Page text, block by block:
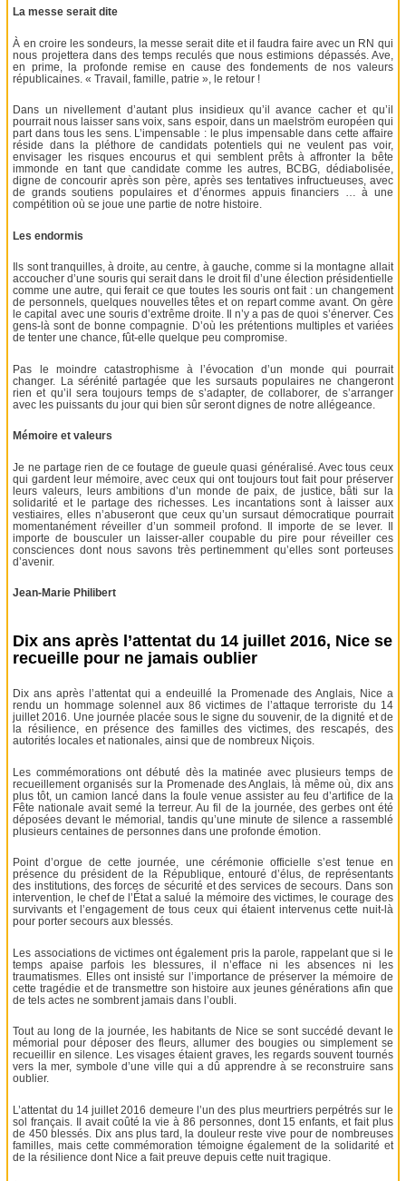
La messe serait dite
À en croire les sondeurs, la messe serait dite et il faudra faire avec un RN qui
nous projettera dans des temps reculés que nous estimions dépassés. Ave,
en prime, la profonde remise en cause des fondements de nos valeurs
républicaines. « Travail, famille, patrie », le retour !
Dans un nivellement d’autant plus insidieux qu’il avance cacher et qu’il
pourrait nous laisser sans voix, sans espoir, dans un maelström européen qui
part dans tous les sens. L’impensable : le plus impensable dans cette affaire
réside dans la pléthore de candidats potentiels qui ne veulent pas voir,
envisager les risques encourus et qui semblent prêts à affronter la bête
immonde en tant que candidate comme les autres, BCBG, dédiabolisée,
digne de concourir après son père, après ses tentatives infructueuses, avec
de grands soutiens populaires et d’énormes appuis financiers … à une
compétition où se joue une partie de notre histoire.
Les endormis
Ils sont tranquilles, à droite, au centre, à gauche, comme si la montagne allait
accoucher d’une souris qui serait dans le droit fil d’une élection présidentielle
comme une autre, qui ferait ce que toutes les souris ont fait : un changement
de personnels, quelques nouvelles têtes et on repart comme avant. On gère
le capital avec une souris d’extrême droite. Il n’y a pas de quoi s’énerver. Ces
gens-là sont de bonne compagnie. D’où les prétentions multiples et variées
de tenter une chance, fût-elle quelque peu compromise.
Pas le moindre catastrophisme à l’évocation d’un monde qui pourrait
changer. La sérénité partagée que les sursauts populaires ne changeront
rien et qu’il sera toujours temps de s’adapter, de collaborer, de s’arranger
avec les puissants du jour qui bien sûr seront dignes de notre allégeance.
Mémoire et valeurs
Je ne partage rien de ce foutage de gueule quasi généralisé. Avec tous ceux
qui gardent leur mémoire, avec ceux qui ont toujours tout fait pour préserver
leurs valeurs, leurs ambitions d’un monde de paix, de justice, bâti sur la
solidarité et le partage des richesses. Les incantations sont à laisser aux
vestiaires, elles n’abuseront que ceux qu’un sursaut démocratique pourrait
momentanément réveiller d’un sommeil profond. Il importe de se lever. Il
importe de bousculer un laisser-aller coupable du pire pour réveiller ces
consciences dont nous savons très pertinemment qu’elles sont porteuses
d’avenir.
Jean-Marie Philibert
Dix ans après l’attentat du 14 juillet 2016, Nice se
recueille pour ne jamais oublier
Dix ans après l’attentat qui a endeuillé la Promenade des Anglais, Nice a
rendu un hommage solennel aux 86 victimes de l’attaque terroriste du 14
juillet 2016. Une journée placée sous le signe du souvenir, de la dignité et de
la résilience, en présence des familles des victimes, des rescapés, des
autorités locales et nationales, ainsi que de nombreux Niçois.
Les commémorations ont débuté dès la matinée avec plusieurs temps de
recueillement organisés sur la Promenade des Anglais, là même où, dix ans
plus tôt, un camion lancé dans la foule venue assister au feu d’artifice de la
Fête nationale avait semé la terreur. Au fil de la journée, des gerbes ont été
déposées devant le mémorial, tandis qu’une minute de silence a rassemblé
plusieurs centaines de personnes dans une profonde émotion.
Point d’orgue de cette journée, une cérémonie officielle s’est tenue en
présence du président de la République, entouré d’élus, de représentants
des institutions, des forces de sécurité et des services de secours. Dans son
intervention, le chef de l’État a salué la mémoire des victimes, le courage des
survivants et l’engagement de tous ceux qui étaient intervenus cette nuit-là
pour porter secours aux blessés.
Les associations de victimes ont également pris la parole, rappelant que si le
temps apaise parfois les blessures, il n’efface ni les absences ni les
traumatismes. Elles ont insisté sur l’importance de préserver la mémoire de
cette tragédie et de transmettre son histoire aux jeunes générations afin que
de tels actes ne sombrent jamais dans l’oubli.
Tout au long de la journée, les habitants de Nice se sont succédé devant le
mémorial pour déposer des fleurs, allumer des bougies ou simplement se
recueillir en silence. Les visages étaient graves, les regards souvent tournés
vers la mer, symbole d’une ville qui a dû apprendre à se reconstruire sans
oublier.
L’attentat du 14 juillet 2016 demeure l’un des plus meurtriers perpétrés sur le
sol français. Il avait coûté la vie à 86 personnes, dont 15 enfants, et fait plus
de 450 blessés. Dix ans plus tard, la douleur reste vive pour de nombreuses
familles, mais cette commémoration témoigne également de la solidarité et
de la résilience dont Nice a fait preuve depuis cette nuit tragique.